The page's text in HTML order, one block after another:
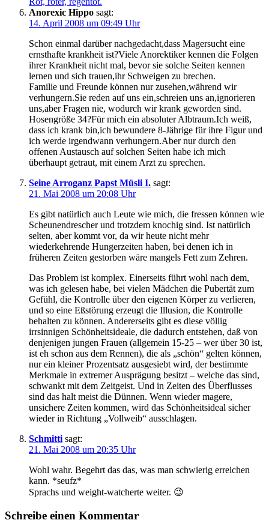
Anorexic Hippo sagt:
14. April 2008 um 09:49 Uhr
Schon einmal darüber nachgedacht,dass Magersucht eine
ernsthafte krankheit ist?Viele Anorektiker kennen die Folgen
ihrer Krankheit nicht mal, bevor sie solche Seiten kennen
lernen und sich trauen,ihr Schweigen zu brechen.
Familie und Freunde können nur zusehen,während wir
verhungern.Sie reden auf uns ein,schreien uns an,ignorieren
uns,aber Fragen nie, wodurch wir krank geworden sind.
Hosengröße 34?Für mich ein absoluter Albtraum.Ich weiß,
dass ich krank bin,ich bewundere 8-Jährige für ihre Figur und
ich werde irgendwann verhungern.Aber nur durch den
offenen Austausch auf solchen Seiten habe ich mich
überhaupt getraut, mit einem Arzt zu sprechen.
Seine Arroganz Papst Müsli I. sagt:
21. Mai 2008 um 20:08 Uhr
Es gibt natürlich auch Leute wie mich, die fressen können wie
Scheunendrescher und trotzdem knochig sind. Ist natürlich
selten, aber kommt vor, da wir heute nicht mehr
wiederkehrende Hungerzeiten haben, bei denen ich in
früheren Zeiten gestorben wäre mangels Fett zum Zehren.
Das Problem ist komplex. Einerseits führt wohl nach dem,
was ich gelesen habe, bei vielen Mädchen die Pubertät zum
Gefühl, die Kontrolle über den eigenen Körper zu verlieren,
und so eine Eßstörung erzeugt die Illusion, die Kontrolle
behalten zu können. Andererseits gibt es diese völlig
irrsinnigen Schönheitsideale, die dadurch entstehen, daß von
denjenigen jungen Frauen (allgemein 15-25 – wer über 30 ist,
ist eh schon aus dem Rennen), die als „schön“ gelten können,
nur ein kleiner Prozentsatz ausgesiebt wird, der bestimmte
Merkmale in extremer Ausprägung besitzt – welche das sind,
schwankt mit dem Zeitgeist. Und in Zeiten des Überflusses
sind das halt meist die Dünnen. Wenn wieder magere,
unsichere Zeiten kommen, wird das Schönheitsideal sicher
wieder in Richtung „Vollweib“ ausschlagen.
Schmitti sagt:
21. Mai 2008 um 20:35 Uhr
Wohl wahr. Begehrt das das, was man schwierig erreichen
kann. *seufz*
Sprachs und weight-watcherte weiter. 😉
Schreibe einen Kommentar